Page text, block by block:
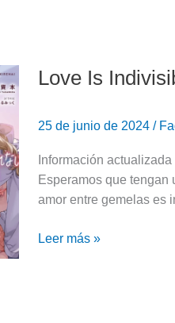
Love Is
25 de junio de 2024 /
Información
Esperamos que tengan
amor entre gemelas es
Love
by
Twins
(El
gemelas
Leer más »